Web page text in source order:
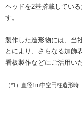
ヘッドを2基搭載してい
す。
製作した造形物には、当
とにより、さらなる加飾
看板製作などにご活用い
（*1）直径1m中空円柱造形時